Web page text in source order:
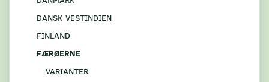
DANSK VESTINDIEN
FINLAND
FÆRØERNE
VARIANTER